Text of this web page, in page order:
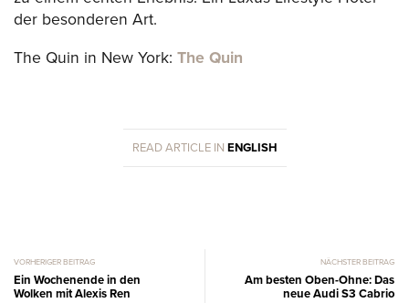
der besonderen Art.
The Quin in New York: The Quin
READ ARTICLE IN ENGLISH
VORHERIGER BEITRAG
Ein Wochenende in den
Wolken mit Alexis Ren
NÄCHSTER BEITRAG
Am besten Oben-Ohne: Das
neue Audi S3 Cabrio